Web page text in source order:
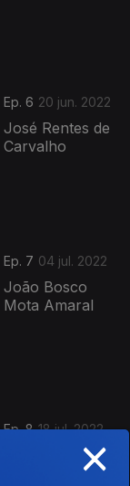
Ep. 6 20 jun. 2022
José Rentes de
Carvalho
Ep. 7 04 jul. 2022
João Bosco
Mota Amaral
Ep. 8 18 jul. 2022
Quim Barreiros
×